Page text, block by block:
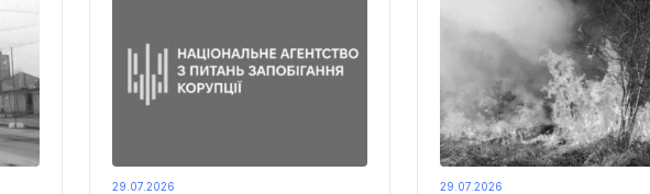
29.07.2026 29.07.2026